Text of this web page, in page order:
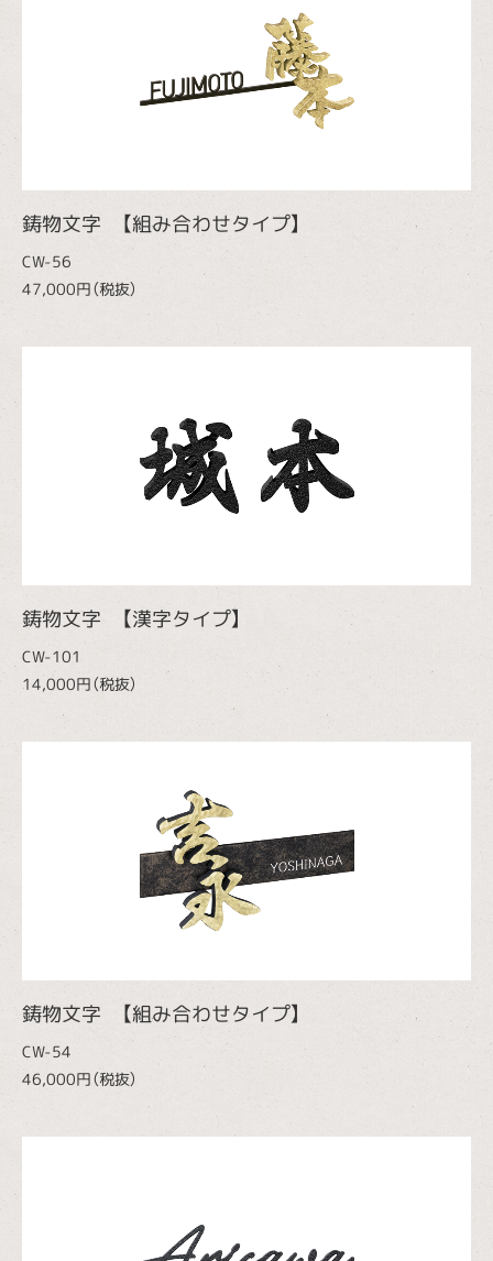
鋳物文字 【組み合わせタイプ】
CW-56
47,000円（税抜）
鋳物文字 【漢字タイプ】
CW-101
14,000円（税抜）
鋳物文字 【組み合わせタイプ】
CW-54
46,000円（税抜）